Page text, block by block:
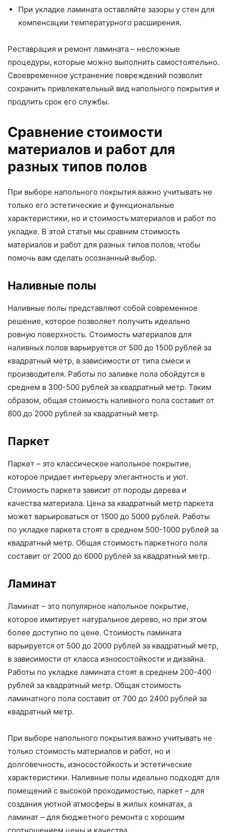
При укладке ламината оставляйте зазоры у стен для
компенсации температурного расширения.
Реставрация и ремонт ламината – несложные
процедуры, которые можно выполнить самостоятельно.
Своевременное устранение повреждений позволит
сохранить привлекательный вид напольного покрытия и
продлить срок его службы.
Сравнение стоимости
материалов и работ для
разных типов полов
При выборе напольного покрытия важно учитывать не
только его эстетические и функциональные
характеристики, но и стоимость материалов и работ по
укладке. В этой статье мы сравним стоимость
материалов и работ для разных типов полов, чтобы
помочь вам сделать осознанный выбор.
Наливные полы
Наливные полы представляют собой современное
решение, которое позволяет получить идеально
ровную поверхность. Стоимость материалов для
наливных полов варьируется от 500 до 1500 рублей за
квадратный метр, в зависимости от типа смеси и
производителя. Работы по заливке пола обойдутся в
среднем в 300-500 рублей за квадратный метр. Таким
образом, общая стоимость наливного пола составит от
800 до 2000 рублей за квадратный метр.
Паркет
Паркет – это классическое напольное покрытие,
которое придает интерьеру элегантность и уют.
Стоимость паркета зависит от породы дерева и
качества материала. Цена за квадратный метр паркета
может варьироваться от 1500 до 5000 рублей. Работы
по укладке паркета стоят в среднем 500-1000 рублей за
квадратный метр. Общая стоимость паркетного пола
составит от 2000 до 6000 рублей за квадратный метр.
Ламинат
Ламинат – это популярное напольное покрытие,
которое имитирует натуральное дерево, но при этом
более доступно по цене. Стоимость ламината
варьируется от 500 до 2000 рублей за квадратный метр,
в зависимости от класса износостойкости и дизайна.
Работы по укладке ламината стоят в среднем 200-400
рублей за квадратный метр. Общая стоимость
ламинатного пола составит от 700 до 2400 рублей за
квадратный метр.
При выборе напольного покрытия важно учитывать не
только стоимость материалов и работ, но и
долговечность, износостойкость и эстетические
характеристики. Наливные полы идеально подходят для
помещений с высокой проходимостью, паркет – для
создания уютной атмосферы в жилых комнатах, а
ламинат – для бюджетного ремонта с хорошим